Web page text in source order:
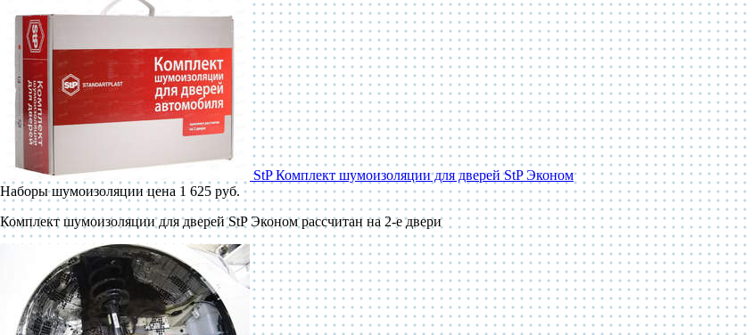
StP Комплект шумоизоляции для дверей StP Эконом
Наборы шумоизоляции цена 1 625 руб.
Комплект шумоизоляции для дверей StP Эконом рассчитан на 2-е двери